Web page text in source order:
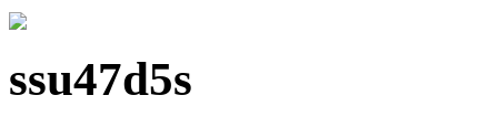
ssu47d5s